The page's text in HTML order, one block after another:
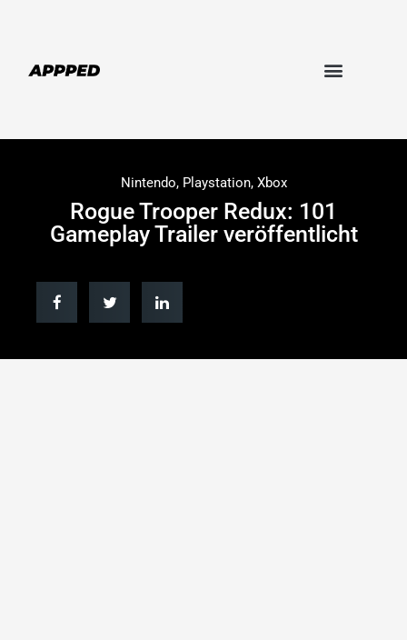
Nintendo, Playstation, Xbox
Rogue Trooper Redux: 101
Gameplay Trailer veröffentlicht